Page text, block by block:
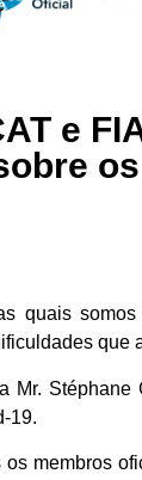
e
quais
Mr.
19.
membros